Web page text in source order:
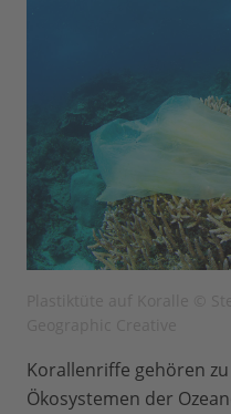
Korallenriffe gehören
Ökosystemen der